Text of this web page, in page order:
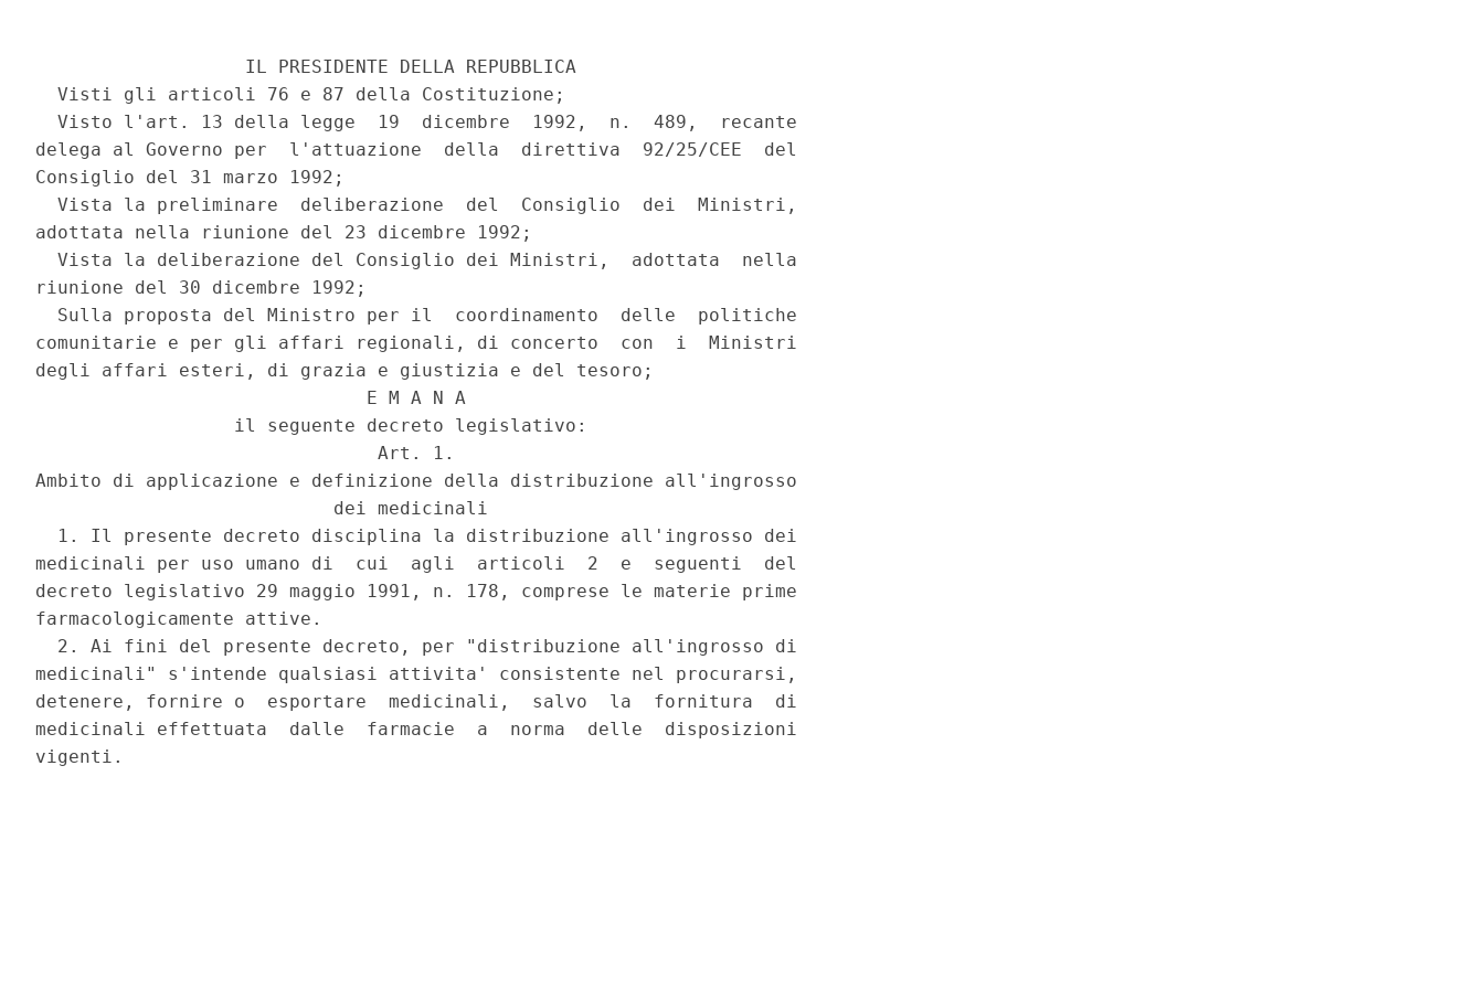
                   IL PRESIDENTE DELLA REPUBBLICA
  Visti gli articoli 76 e 87 della Costituzione;
  Visto l'art. 13 della legge  19  dicembre  1992,  n.  489,  recante
delega al Governo per  l'attuazione  della  direttiva  92/25/CEE  del
Consiglio del 31 marzo 1992;
  Vista la preliminare  deliberazione  del  Consiglio  dei  Ministri,
adottata nella riunione del 23 dicembre 1992;
  Vista la deliberazione del Consiglio dei Ministri,  adottata  nella
riunione del 30 dicembre 1992;
  Sulla proposta del Ministro per il  coordinamento  delle  politiche
comunitarie e per gli affari regionali, di concerto  con  i  Ministri
degli affari esteri, di grazia e giustizia e del tesoro;
                              E M A N A
                  il seguente decreto legislativo:
                               Art. 1.
Ambito di applicazione e definizione della distribuzione all'ingrosso
                           dei medicinali
  1. Il presente decreto disciplina la distribuzione all'ingrosso dei
medicinali per uso umano di  cui  agli  articoli  2  e  seguenti  del
decreto legislativo 29 maggio 1991, n. 178, comprese le materie prime
farmacologicamente attive.
  2. Ai fini del presente decreto, per "distribuzione all'ingrosso di
medicinali" s'intende qualsiasi attivita' consistente nel procurarsi,
detenere, fornire o  esportare  medicinali,  salvo  la  fornitura  di
medicinali effettuata  dalle  farmacie  a  norma  delle  disposizioni